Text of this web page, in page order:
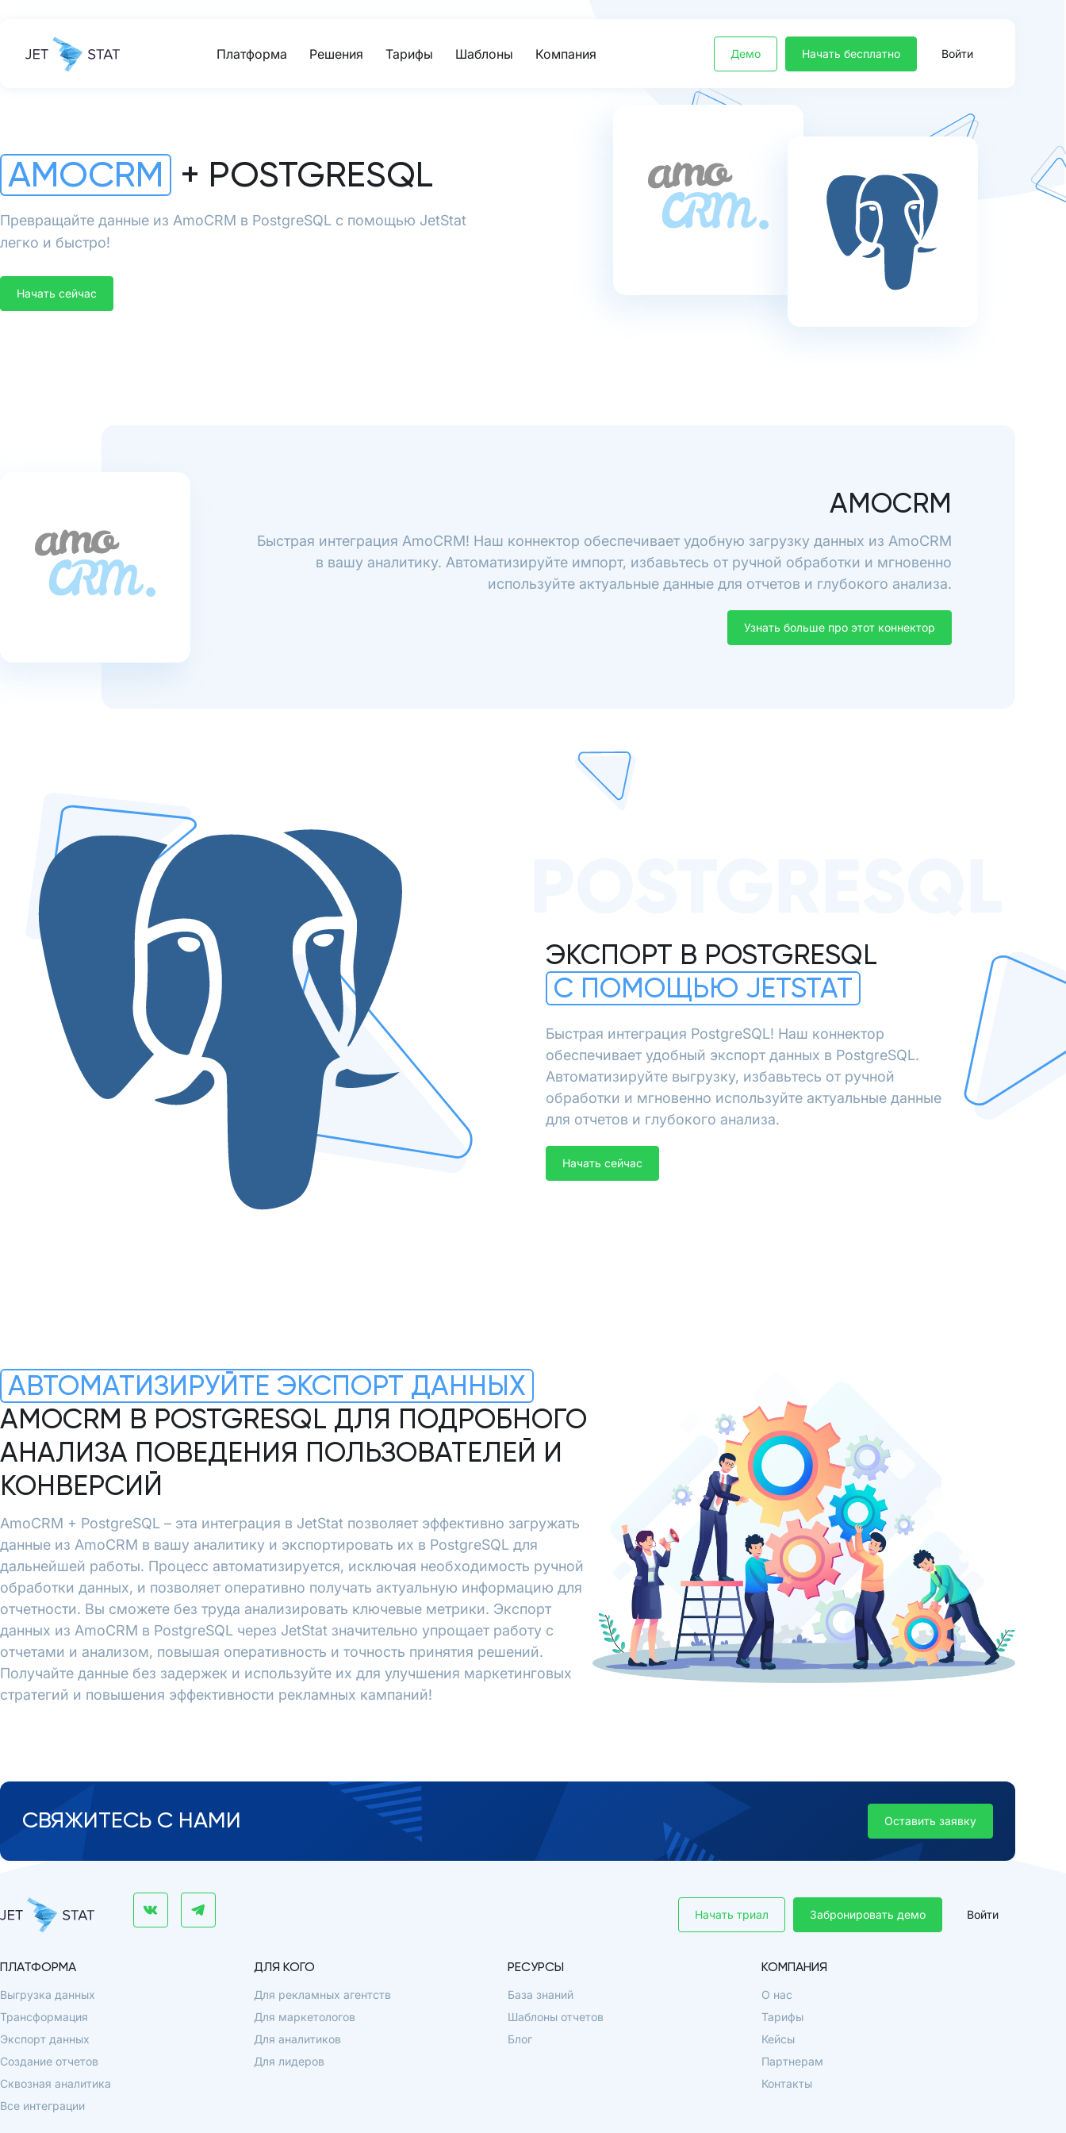
Платформа Решения Тарифы Шаблоны Компания Демо Начать бесплатно Войти
AMOCRM + POSTGRESQL
Превращайте данные из AmoCRM в PostgreSQL с помощью JetStat
легко и быстро!
Начать сейчас
AMOCRM
Быстрая интеграция AmoCRM! Наш коннектор обеспечивает удобную загрузку данных из AmoCRM
в вашу аналитику. Автоматизируйте импорт, избавьтесь от ручной обработки и мгновенно
используйте актуальные данные для отчетов и глубокого анализа.
Узнать больше про этот коннектор
ЭКСПОРТ В POSTGRESQL
С ПОМОЩЬЮ JETSTAT
Быстрая интеграция PostgreSQL! Наш коннектор
обеспечивает удобный экспорт данных в PostgreSQL.
Автоматизируйте выгрузку, избавьтесь от ручной
обработки и мгновенно используйте актуальные данные
для отчетов и глубокого анализа.
Начать сейчас
АВТОМАТИЗИРУЙТЕ ЭКСПОРТ ДАННЫХ
AMOCRM В POSTGRESQL ДЛЯ ПОДРОБНОГО
АНАЛИЗА ПОВЕДЕНИЯ ПОЛЬЗОВАТЕЛЕЙ И
КОНВЕРСИЙ
AmoCRM + PostgreSQL – эта интеграция в JetStat позволяет эффективно загружать
данные из AmoCRM в вашу аналитику и экспортировать их в PostgreSQL для
дальнейшей работы. Процесс автоматизируется, исключая необходимость ручной
обработки данных, и позволяет оперативно получать актуальную информацию для
отчетности. Вы сможете без труда анализировать ключевые метрики. Экспорт
данных из AmoCRM в PostgreSQL через JetStat значительно упрощает работу с
отчетами и анализом, повышая оперативность и точность принятия решений.
Получайте данные без задержек и используйте их для улучшения маркетинговых
стратегий и повышения эффективности рекламных кампаний!
СВЯЖИТЕСЬ С НАМИ Оставить заявку
Забронировать демо
Начать триал Войти
ПЛАТФОРМА
Выгрузка данных
Трансформация
Экспорт данных
Создание отчетов
Сквозная аналитика
Все интеграции
ДЛЯ КОГО
Для рекламных агентств
Для маркетологов
Для аналитиков
Для лидеров
РЕСУРСЫ
База знаний
Шаблоны отчетов
Блог
КОМПАНИЯ
О нас
Тарифы
Кейсы
Партнерам
Контакты